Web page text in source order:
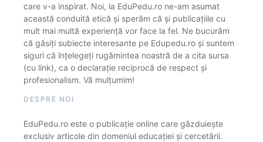
care v-a inspirat. Noi, la EduPedu.ro ne-am asumat
această conduită etică și sperăm că și publicațiile cu
mult mai multă experiență vor face la fel. Ne bucurăm
că găsiți subiecte interesante pe Edupedu.ro și suntem
siguri că înțelegeți rugămintea noastră de a cita sursa
(cu link), ca o declarație reciprocă de respect și
profesionalism. Vă mulțumim!
DESPRE NOI
EduPedu.ro este o publicație online care găzduiește
exclusiv articole din domeniul educației și cercetării.